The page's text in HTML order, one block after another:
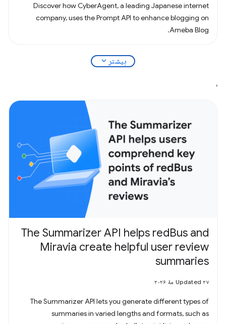
Discover how CyberAgent, a leading Japanese internet
company, uses the Prompt API to enhance blogging on
Ameba Blog.
بیشتر expand_more
،
The Summarizer API helps redBus and
Miravia create helpful user review
summaries
Updated ۲۷ مهٔ ۲۰۲۶
The Summarizer API lets you generate different types of
summaries in varied lengths and formats, such as